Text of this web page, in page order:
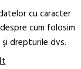
RO EN
cu caracter
cum folosim
drepturile dvs.